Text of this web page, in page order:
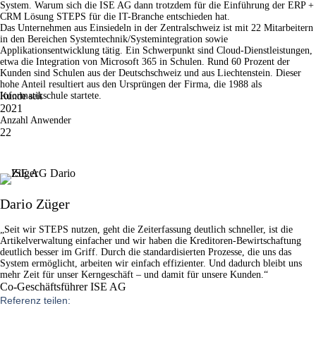
System. Warum sich die ISE AG dann trotzdem für die Einführung der ERP +
CRM Lösung STEPS für die IT-Branche entschieden hat.
Das Unternehmen aus Einsiedeln in der Zentralschweiz ist mit 22 Mitarbeitern
in den Bereichen Systemtechnik/Systemintegration sowie
Applikationsentwicklung tätig. Ein Schwerpunkt sind Cloud-Dienstleistungen,
etwa die Integration von Microsoft 365 in Schulen. Rund 60 Prozent der
Kunden sind Schulen aus der Deutschschweiz und aus Liechtenstein. Dieser
hohe Anteil resultiert aus den Ursprüngen der Firma, die 1988 als
Informatikschule startete.
Kunde seit
2021
Anzahl Anwender
22
Dario Züger
„Seit wir STEPS nutzen, geht die Zeiterfassung deutlich schneller, ist die
Artikelverwaltung einfacher und wir haben die Kreditoren-Bewirtschaftung
deutlich besser im Griff. Durch die standardisierten Prozesse, die uns das
System ermöglicht, arbeiten wir einfach effizienter. Und dadurch bleibt uns
mehr Zeit für unser Kerngeschäft – und damit für unsere Kunden.“
Co-Geschäftsführer ISE AG
Referenz teilen: